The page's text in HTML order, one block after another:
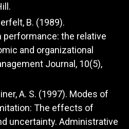
B. (1989).
the relative
and organizational
Journal, 10(5),
A. S. (1997). Modes of
The effects of
uncertainty. Administrative